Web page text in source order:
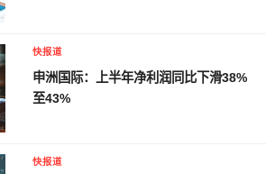
快报道
申洲国际：上半年净利润同比下滑38%
至43%
快报道